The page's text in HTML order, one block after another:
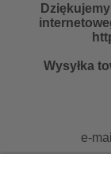
Wysyłka
e-